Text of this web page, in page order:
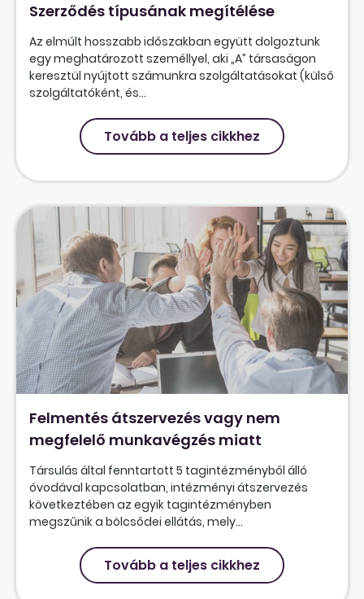
Szerződés típusának megítélése
Az elmúlt hosszabb időszakban együtt dolgoztunk
egy meghatározott személlyel, aki „A” társaságon
keresztül nyújtott számunkra szolgáltatásokat (külső
szolgáltatóként, és...
Tovább a teljes cikkhez
Felmentés átszervezés vagy nem
megfelelő munkavégzés miatt
Társulás által fenntartott 5 tagintézményből álló
óvodával kapcsolatban, intézményi átszervezés
következtében az egyik tagintézményben
megszűnik a bölcsődei ellátás, mely...
Tovább a teljes cikkhez